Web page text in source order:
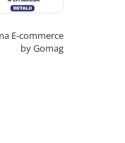
E-commerce
by Gomag